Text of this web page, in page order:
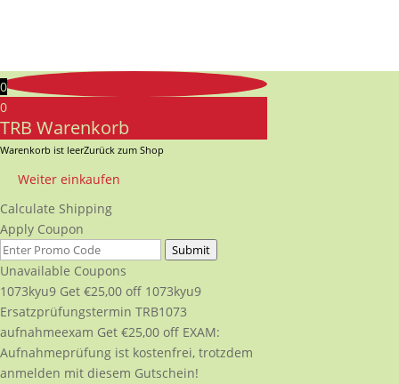
0
0
TRB Warenkorb
Warenkorb ist leerZurück zum Shop
Weiter einkaufen
Calculate Shipping
Apply Coupon
Submit
Unavailable Coupons
1073kyu9 Get €25,00 off 1073kyu9
Ersatzprüfungstermin TRB1073
aufnahmeexam Get €25,00 off EXAM:
Aufnahmeprüfung ist kostenfrei, trotzdem
anmelden mit diesem Gutschein!